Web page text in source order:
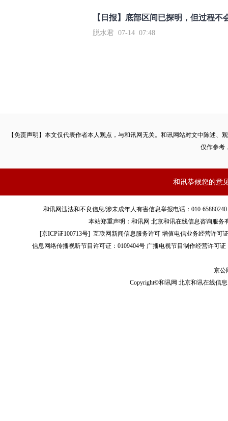
【日报】底部区间已探明，但过程不
脱水君 07-14 07:48
【免责声明】本文仅代表作者本人观点，与和讯网无关。和讯网站对文中陈述
仅作参考
和讯恭候您的意
和讯网违法和不良信息/涉未成年人有害信息举报电话：010-
本站郑重声明：和讯网 北京和讯在线信息咨询服
[京ICP证100713号]互联网新闻信息服务许可 增值电信业务经营许可
信息网络传播视听节目许可证：0109404号 广播电视节目制作经营许可证
京公
Copyright©和讯网 北京和讯在线信